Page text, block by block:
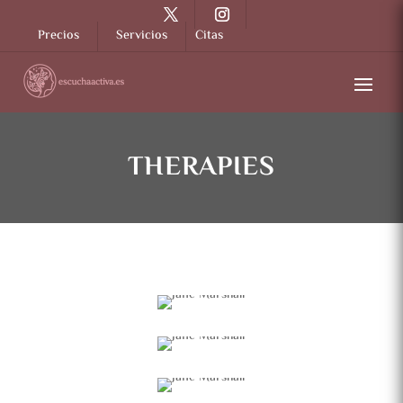
Precios Servicios Citas
THERAPIES